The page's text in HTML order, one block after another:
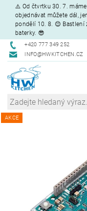
⚠️ Od čtvrtku 30. 7.
objednávat můžete dál,
pondělí 10. 8. 😊 Bastlení
baterky. 😎
+420 777 349 252
INFO@HWKITCHEN.CZ
AKCE